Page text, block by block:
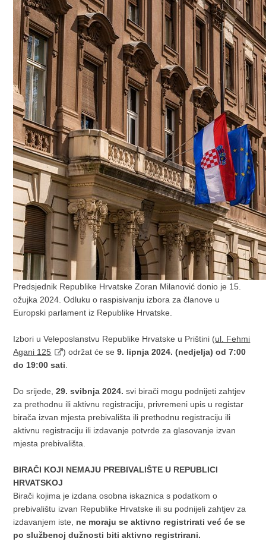
Predsjednik Republike Hrvatske Zoran Milanović donio je 15.
ožujka 2024. Odluku o raspisivanju izbora za članove u
Europski parlament iz Republike Hrvatske.
Izbori u Veleposlanstvu Republike Hrvatske u Prištini (ul. Fehmi
Agani 125
) održat će se9. lipnja 2024. (nedjelja) od 7:00
do 19:00 sati
Do srijede,29. svibnja 2024.svi birači mogu podnijeti zahtjev
za prethodnu ili aktivnu registraciju, privremeni upis u registar
birača izvan mjesta prebivališta ili prethodnu registraciju ili
aktivnu registraciju ili izdavanje potvrde za glasovanje izvan
mjesta prebivališta.
BIRAČI KOJI NEMAJU PREBIVALIŠTE U REPUBLICI
HRVATSKOJ
Birači kojima je izdana osobna iskaznica s podatkom o
prebivalištu izvan Republike Hrvatske ili su podnijeli zahtjev za
izdavanjem iste, ne moraju se aktivno registrirati već će se
po službenoj dužnosti biti aktivno registrirani.